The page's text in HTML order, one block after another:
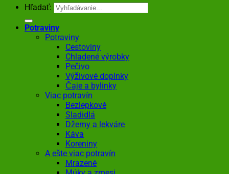
Hľadať:
Potraviny
Potraviny
Cestoviny
Chladené výrobky
Pečivo
Výživové doplnky
Čaje a bylinky
Viac potravín
Bezlepkové
Sladidlá
Džemy a lekváre
Káva
Koreniny
A ešte viac potravín
Mrazené